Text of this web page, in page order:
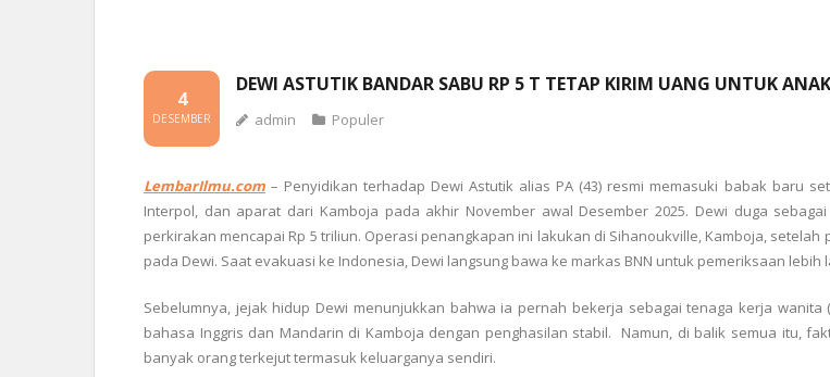
DEWI ASTUTIK BANDAR SABU RP 5 T TETAP KIRIM UANG UNTUK ANAK
4
DESEMBER admin Populer
LembarIlmu.com – Penyidikan terhadap Dewi Astutik alias PA (43) resmi memasuki babak baru
Interpol, dan aparat dari Kamboja pada akhir November awal Desember 2025. Dewi duga
perkirakan mencapai Rp 5 triliun. Operasi penangkapan ini lakukan di Sihanoukville, Kamboja,
pada Dewi. Saat evakuasi ke Indonesia, Dewi langsung bawa ke markas BNN untuk pemeriksaan lebih
Sebelumnya, jejak hidup Dewi menunjukkan bahwa ia pernah bekerja sebagai tenaga kerja
bahasa Inggris dan Mandarin di Kamboja dengan penghasilan stabil. Namun, di balik semua itu,
banyak orang terkejut termasuk keluarganya sendiri.